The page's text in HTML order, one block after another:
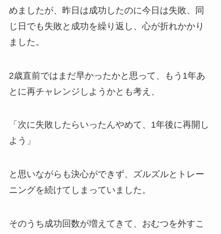
めましたが、昨日は成功したのに今日は失敗、同
じ日でも失敗と成功を繰り返し、心が折れかかり
ました。
2歳直前ではまだ早かったかと思って、もう1年あ
とに再チャレンジしようかとも考え、
「次に失敗したらいったんやめて、1年後に再開し
よう」
と思いながらも決心ができず、ズルズルとトレー
ニングを続けてしまっていました。
そのうち成功回数が増えてきて、おむつを外すこ